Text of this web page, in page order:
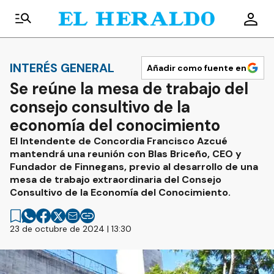
INTERÉS GENERAL Añadir como fuente en
Se reúne la mesa de trabajo del
consejo consultivo de la
economía del conocimiento
El Intendente de Concordia Francisco Azcué
mantendrá una reunión con Blas Briceño, CEO y
Fundador de Finnegans, previo al desarrollo de una
mesa de trabajo extraordinaria del Consejo
Consultivo de la Economía del Conocimiento.
23 de octubre de 2024 | 13:30